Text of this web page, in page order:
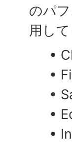
のパ
用して
•
•
•
•
•